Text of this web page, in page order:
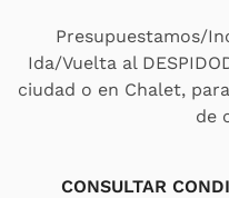
Presupuestamos/
Ida/Vuelta al
ciudad o en Chalet,
de
CONSULTAR